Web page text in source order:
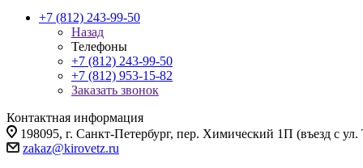
+7 (812) 243-99-50
Назад
Телефоны
+7 (812) 243-99-50
+7 (812) 953-15-82
Заказать звонок
Контактная информация
198095, г. Санкт-Петербург, пер. Химический 1П (въезд с
zakaz@kirovetz.ru